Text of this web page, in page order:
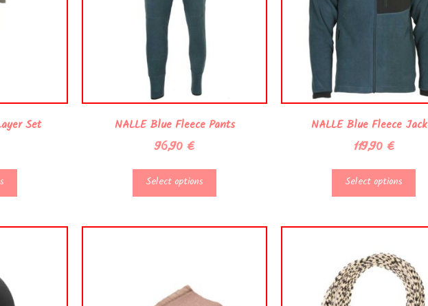
Set NALLE Blue Fleece Pants
96,90 €
Select options
NALLE Blue Fleece
119,90 €
Select options